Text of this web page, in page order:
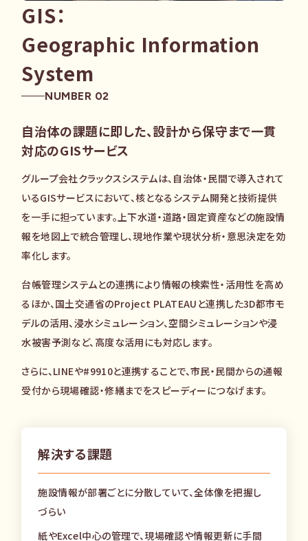
GIS：
Geographic Information
System
NUMBER 02
自治体の課題に即した、設計から保守まで一貫
対応のGISサービス
グループ会社クラックスシステムは、自治体・民間で導入されて
いるGISサービスにおいて、核となるシステム開発と技術提供
を一手に担っています。上下水道・道路・固定資産などの施設情
報を地図上で統合管理し、現地作業や現状分析・意思決定を効
率化します。
台帳管理システムとの連携により情報の検索性・活用性を高め
るほか、国土交通省のProject PLATEAUと連携した3D都市モ
デルの活用、浸水シミュレーション、空間シミュレーションや浸
水被害予測など、高度な活用にも対応します。
さらに、LINEや#9910と連携することで、市民・民間からの通報
受付から現場確認・修繕までをスピーディーにつなげます。
解決する課題
施設情報が部署ごとに分散していて、全体像を把握し
づらい
紙やExcel中心の管理で、現場確認や情報更新に手間